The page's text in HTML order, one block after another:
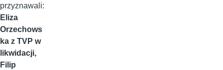
przyznawali:
Eliza
Orzechows
ka z TVP w
likwidacji,
Filip